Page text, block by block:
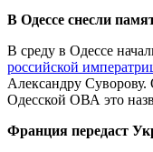
В Одессе снесли
В среду в Одессе
российской
Александру
Одесской ОВА это
Франция передаст